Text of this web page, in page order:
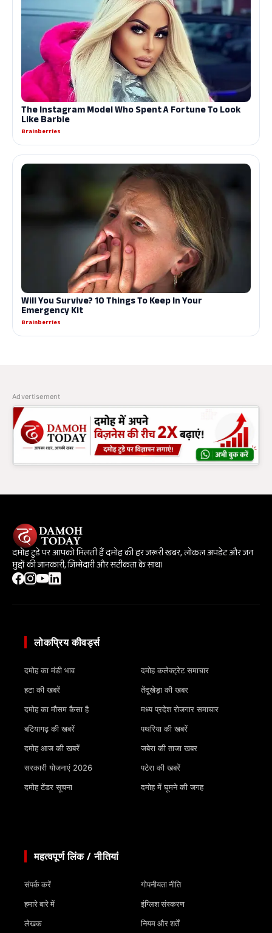
Advertisement
दमोह टुडे पर आपको मिलती हैं दमोह की हर जरूरी खबर, लोकल अपडेट और जन
मुद्दों की जानकारी, जिम्मेदारी और सटीकता के साथ।
लोकप्रिय कीवर्ड्स
दमोह का मंडी भाव
हटा की खबरें
दमोह का मौसम कैसा है
बटियागढ़ की खबरें
दमोह आज की खबरें
सरकारी योजनाएं 2026
दमोह टेंडर सूचना
दमोह कलेक्ट्रेट समाचार
तेंदूखेड़ा की खबर
मध्य प्रदेश रोजगार समाचार
पथरिया की खबरें
जबेरा की ताजा खबर
पटेरा की खबरें
दमोह में घूमने की जगह
महत्वपूर्ण लिंक / नीतियां
संपर्क करें
हमारे बारे में
लेखक
गोपनीयता नीति
इंग्लिश संस्करण
नियम और शर्तें